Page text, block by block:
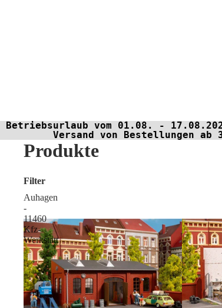
Betriebsurlaub vom 01.08. -
Versand von Bestellungen
Produkte
Filter
Auhagen
-
11460
Kfz-
Werkstatt